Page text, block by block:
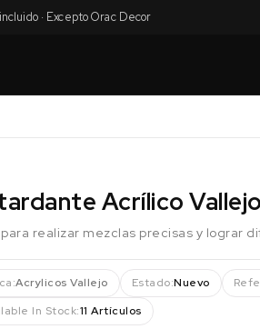
· Excepto Orac Decor
Acrílico
realizar mezclas precisas y lograr
Acrylicos Vallejo Estado:Nuevo
In Stock:11 Artículos